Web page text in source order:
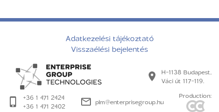
Adatkezelési tájékoztató
Visszaélési bejelentés
H-1138 Budapest,
Váci út 117-119.
+36 1 471 2424
+36 1 471 2402
plm@enterprisegroup.hu
Production: